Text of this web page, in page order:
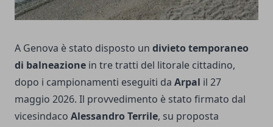
A Genova è stato disposto un divieto temporaneo
di balneazione in tre tratti del litorale cittadino,
dopo i campionamenti eseguiti da Arpal il 27
maggio 2026. Il provvedimento è stato firmato dal
vicesindaco Alessandro Terrile, su proposta